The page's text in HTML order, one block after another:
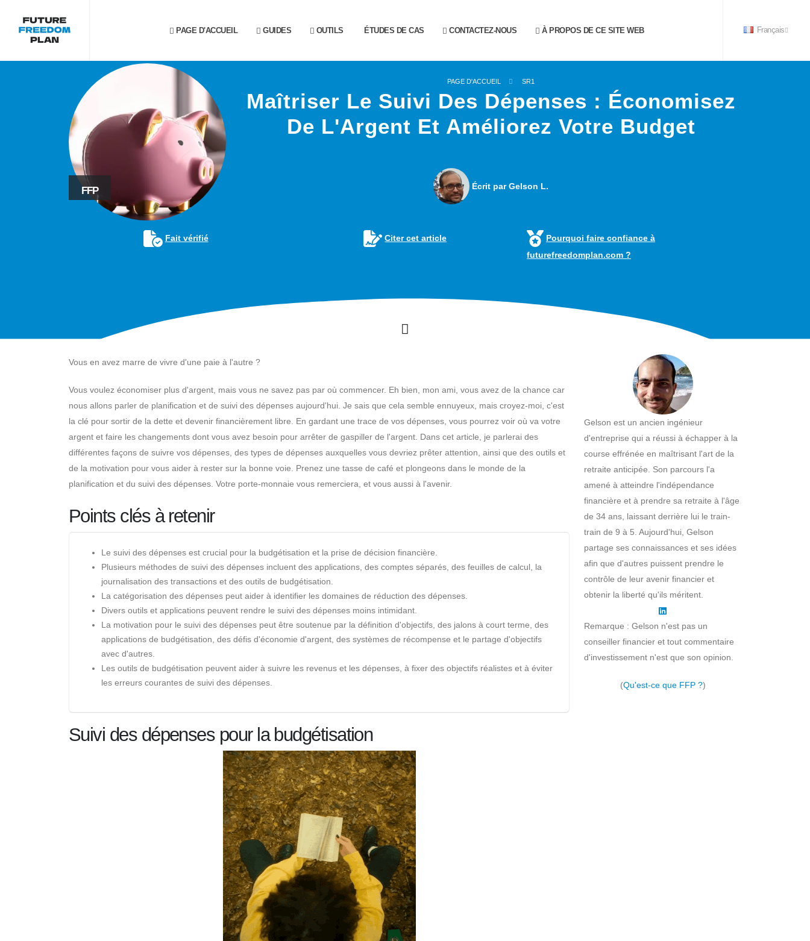
PAGE D'ACCUEIL GUIDES OUTILS ÉTUDES DE CAS CONTACTEZ-NOUS À PROPOS DE CE SITE WEB Français
FFP
PAGE D'ACCUEIL SR1
Maîtriser Le Suivi Des Dépenses : Économisez
De L'Argent Et Améliorez Votre Budget
Écrit par Gelson L.
Fait vérifié Citer cet article
Pourquoi faire confiance à
futurefreedomplan.com ?
Vous en avez marre de vivre d'une paie à l'autre ?
Vous voulez économiser plus d'argent, mais vous ne savez pas par où commencer. Eh bien, mon ami, vous avez de la chance car
nous allons parler de planification et de suivi des dépenses aujourd'hui. Je sais que cela semble ennuyeux, mais croyez-moi, c'est
la clé pour sortir de la dette et devenir financièrement libre. En gardant une trace de vos dépenses, vous pourrez voir où va votre
argent et faire les changements dont vous avez besoin pour arrêter de gaspiller de l'argent. Dans cet article, je parlerai des
différentes façons de suivre vos dépenses, des types de dépenses auxquelles vous devriez prêter attention, ainsi que des outils et
de la motivation pour vous aider à rester sur la bonne voie. Prenez une tasse de café et plongeons dans le monde de la
planification et du suivi des dépenses. Votre porte-monnaie vous remerciera, et vous aussi à l'avenir.
Points clés à retenir
Le suivi des dépenses est crucial pour la budgétisation et la prise de décision financière.
Plusieurs méthodes de suivi des dépenses incluent des applications, des comptes séparés, des feuilles de calcul, la
journalisation des transactions et des outils de budgétisation.
La catégorisation des dépenses peut aider à identifier les domaines de réduction des dépenses.
Divers outils et applications peuvent rendre le suivi des dépenses moins intimidant.
La motivation pour le suivi des dépenses peut être soutenue par la définition d'objectifs, des jalons à court terme, des
applications de budgétisation, des défis d'économie d'argent, des systèmes de récompense et le partage d'objectifs
avec d'autres.
Les outils de budgétisation peuvent aider à suivre les revenus et les dépenses, à fixer des objectifs réalistes et à éviter
les erreurs courantes de suivi des dépenses.
Suivi des dépenses pour la budgétisation
Gelson est un ancien ingénieur
d'entreprise qui a réussi à échapper à la
course effrénée en maîtrisant l'art de la
retraite anticipée. Son parcours l'a
amené à atteindre l'indépendance
financière et à prendre sa retraite à l'âge
de 34 ans, laissant derrière lui le train-
train de 9 à 5. Aujourd'hui, Gelson
partage ses connaissances et ses idées
afin que d'autres puissent prendre le
contrôle de leur avenir financier et
obtenir la liberté qu'ils méritent.
Remarque : Gelson n'est pas un
conseiller financier et tout commentaire
d'investissement n'est que son opinion.
(Qu'est-ce que FFP ?)